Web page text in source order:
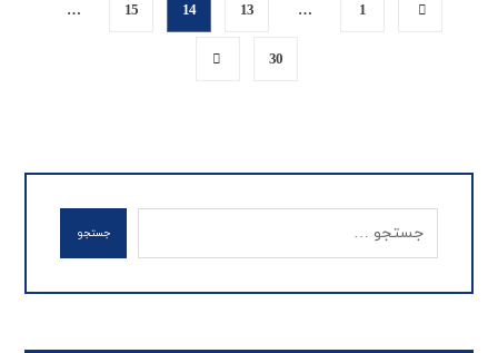
1
…
13
14
15
…
30
جستجو